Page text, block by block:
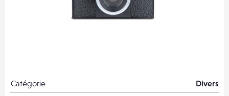
Catégorie
Divers